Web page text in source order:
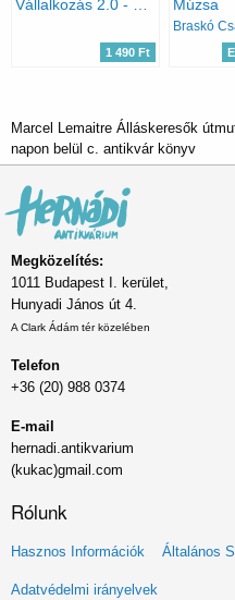
Vállalkozás 2.0 - Hogyan legyünk sikeres vállalkozók?
1 490 Ft
Múzsa
Marcel Lemaitre Álláskeresők
napon belül c. antikvár könyv
Megközelítés:
1011 Budapest I. kerület,
Hunyadi János út 4.
A Clark Ádám tér közelében
Telefon
+36 (20) 988 0374
E-mail
hernadi.antikvarium
(kukac)gmail.com
Rólunk
Lábléc
menü
Hasznos Információk Általános
Adatvédelmi irányelvek